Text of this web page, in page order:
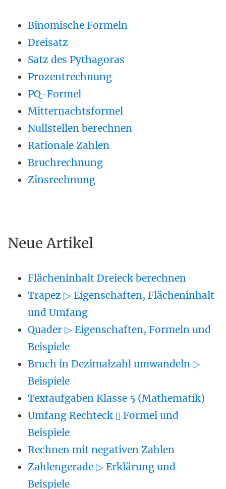
Binomische Formeln
Dreisatz
Satz des Pythagoras
Prozentrechnung
PQ-Formel
Mitternachtsformel
Nullstellen berechnen
Rationale Zahlen
Bruchrechnung
Zinsrechnung
Neue Artikel
Flächeninhalt Dreieck berechnen
Trapez ▷ Eigenschaften, Flächeninhalt
und Umfang
Quader ▷ Eigenschaften, Formeln und
Beispiele
Bruch in Dezimalzahl umwandeln ▷
Beispiele
Textaufgaben Klasse 5 (Mathematik)
Umfang Rechteck ▯ Formel und
Beispiele
Rechnen mit negativen Zahlen
Zahlengerade ▷ Erklärung und
Beispiele